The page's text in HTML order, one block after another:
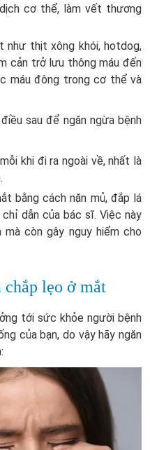
cơ thể, làm vết thương
như thịt xông khói, hotdog,
cản trở lưu thông máu đến
máu đông trong cơ thể và
sau để ngăn ngừa bệnh
khi đi ra ngoài về, nhất là
bằng cách nặn mủ, đắp lá
dẫn của bác sĩ. Việc này
còn gây nguy hiểm cho
chắp lẹo ở mắt
tới sức khỏe người bệnh
của bạn, do vậy hãy ngăn